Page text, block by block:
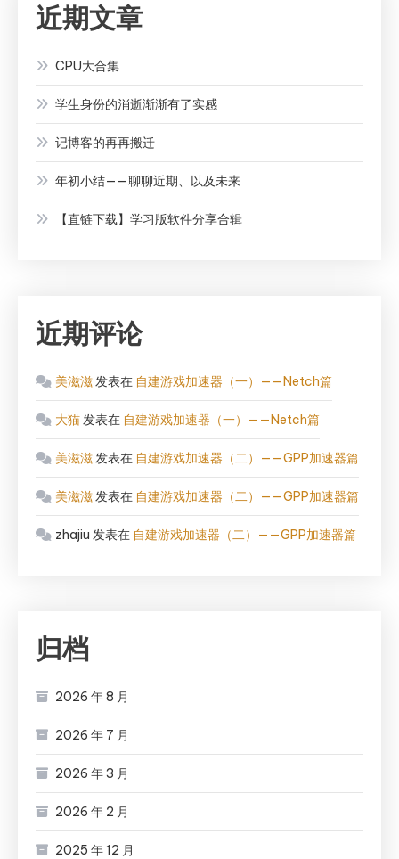
近期文章
CPU大合集
学生身份的消逝渐渐有了实感
记博客的再再搬迁
年初小结——聊聊近期、以及未来
【直链下载】学习版软件分享合辑
近期评论
美滋滋发表在 自建游戏加速器（一）——Netch篇
大猫发表在 自建游戏加速器（一）——Netch篇
美滋滋发表在 自建游戏加速器（二）——GPP加速器篇
美滋滋发表在 自建游戏加速器（二）——GPP加速器篇
zhajiu 发表在 自建游戏加速器（二）——GPP加速器篇
归档
2026 年 8 月
2026 年 7 月
2026 年 3 月
2026 年 2 月
2025 年 12 月